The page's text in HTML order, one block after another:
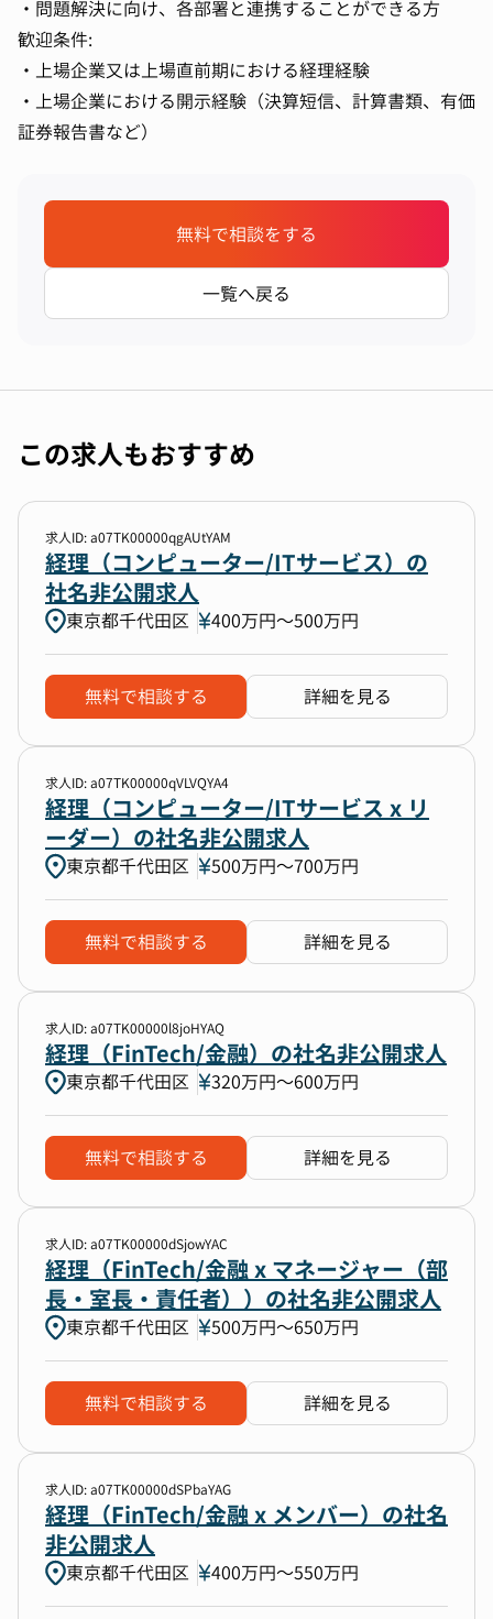
・問題解決に向け、各部署と連携することができる方
歓迎条件:
・上場企業又は上場直前期における経理経験
・上場企業における開示経験（決算短信、計算書類、有価
証券報告書など）
無料で相談をする
一覧へ戻る
この求人もおすすめ
求人ID: a07TK00000qgAUtYAM
経理（コンピューター/ITサービス）の
社名非公開求人
東京都千代田区 400万円〜500万円
無料で相談する 詳細を見る
求人ID: a07TK00000qVLVQYA4
経理（コンピューター/ITサービス x リ
ーダー）の社名非公開求人
東京都千代田区 500万円〜700万円
無料で相談する 詳細を見る
求人ID: a07TK00000l8joHYAQ
経理（FinTech/金融）の社名非公開求人
東京都千代田区 320万円〜600万円
無料で相談する 詳細を見る
求人ID: a07TK00000dSjowYAC
経理（FinTech/金融 x マネージャー（部
長・室長・責任者））の社名非公開求人
東京都千代田区 500万円〜650万円
無料で相談する 詳細を見る
求人ID: a07TK00000dSPbaYAG
経理（FinTech/金融 x メンバー）の社名
非公開求人
東京都千代田区 400万円〜550万円